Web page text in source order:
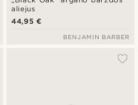
aliejus
44,95 €
BENJAMIN BARBER